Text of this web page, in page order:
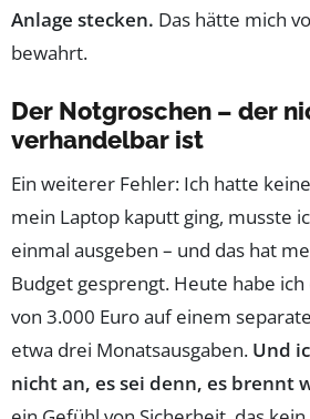
Anlage stecken. Das hätte mich
bewahrt.
Der Notgroschen – der
verhandelbar ist
Ein weiterer Fehler: Ich hatte
mein Laptop kaputt ging, musste
einmal ausgeben – und das hat
Budget gesprengt. Heute habe
von 3.000 Euro auf einem
etwa drei Monatsausgaben. Und
nicht an, es sei denn, es brennt